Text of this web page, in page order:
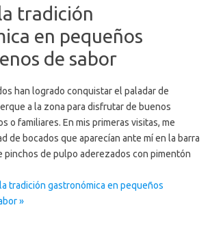
tradición
en pequeños
de sabor
han logrado conquistar el paladar de
a la zona para disfrutar de buenos
o familiares. En mis primeras visitas, me
de bocados que aparecían ante mí en la barra
pinchos de pulpo aderezados con pimentón
tradición gastronómica en pequeños
»